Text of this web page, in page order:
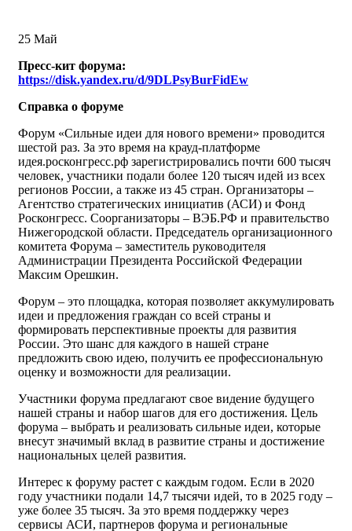
25 Май
Пресс-кит форума:
https://disk.yandex.ru/d/9DLPsyBurFidEw
Справка о форуме
Форум «Сильные идеи для нового времени» проводится
шестой раз. За это время на крауд-платформе
идея.росконгресс.рф зарегистрировались почти 600 тысяч
человек, участники подали более 120 тысяч идей из всех
регионов России, а также из 45 стран. Организаторы –
Агентство стратегических инициатив (АСИ) и Фонд
Росконгресс. Соорганизаторы – ВЭБ.РФ и правительство
Нижегородской области. Председатель организационного
комитета Форума – заместитель руководителя
Администрации Президента Российской Федерации
Максим Орешкин.
Форум – это площадка, которая позволяет аккумулировать
идеи и предложения граждан со всей страны и
формировать перспективные проекты для развития
России. Это шанс для каждого в нашей стране
предложить свою идею, получить ее профессиональную
оценку и возможности для реализации.
Участники форума предлагают свое видение будущего
нашей страны и набор шагов для его достижения. Цель
форума – выбрать и реализовать сильные идеи, которые
внесут значимый вклад в развитие страны и достижение
национальных целей развития.
Интерес к форуму растет с каждым годом. Если в 2020
году участники подали 14,7 тысячи идей, то в 2025 году –
уже более 35 тысяч. За это время поддержку через
сервисы АСИ, партнеров форума и региональные